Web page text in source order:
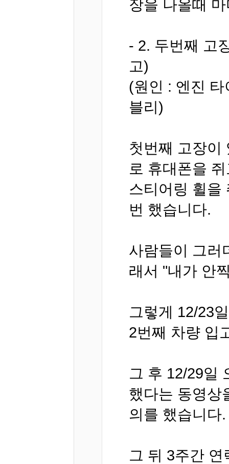
장을 나올때
- 2. 두번째 고
고)
(원인 : 엔진
블리)
첫번째 고장이
로 휴대폰을
스티어링 휠을
번 했습니다.
사람들이 그러
래서 "내가 안
그렇게 12/23
2번째 차량 입
그 후 12/29일
했다는 동영상
의를 했습니다.
그 뒤 3주간